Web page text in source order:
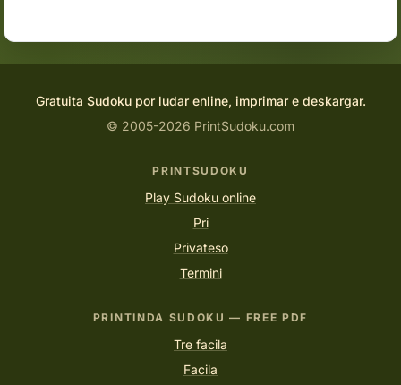
Gratuita Sudoku por ludar enline, imprimar e deskargar.
© 2005-2026 PrintSudoku.com
PRINTSUDOKU
Play Sudoku online
Pri
Privateso
Termini
PRINTINDA SUDOKU — FREE PDF
Tre facila
Facila